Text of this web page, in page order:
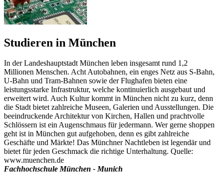
Studieren in München
In der Landeshauptstadt München leben insgesamt rund 1,2
Millionen Menschen. Acht Autobahnen, ein enges Netz aus S-Bahn,
U-Bahn und Tram-Bahnen sowie der Flughafen bieten eine
leistungsstarke Infrastruktur, welche kontinuierlich ausgebaut und
erweitert wird. Auch Kultur kommt in München nicht zu kurz, denn
die Stadt bietet zahlreiche Museen, Galerien und Ausstellungen. Die
beeindruckende Architektur von Kirchen, Hallen und prachtvolle
Schlössern ist ein Augenschmaus für jedermann. Wer gerne shoppen
geht ist in München gut aufgehoben, denn es gibt zahlreiche
Geschäfte und Märkte! Das Münchner Nachtleben ist legendär und
bietet für jeden Geschmack die richtige Unterhaltung. Quelle:
www.muenchen.de
Fachhochschule München - Munich